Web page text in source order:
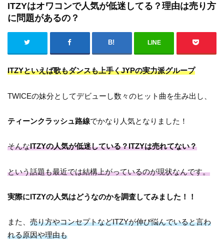
ITZYはオワコンで人気が低迷してる？理由は売り方
に問題があるの？
LINE
ITZYといえば歌もダンスも上手くJYPの実力派グループ
TWICEの妹分としてデビューし数々のヒット曲を生み出し、
ティーンクラッシュ路線でかなり人気となりました！
そんなITZYの人気が低迷している？ITZYは売れてない？
という話題も最近では結構上がっているのが現状なんです。
実際にITZYの人気はどうなのかを調査してみました！！
また、売り方やコンセプトなどITZYが伸び悩んでいると言わ
れる原因や理由も